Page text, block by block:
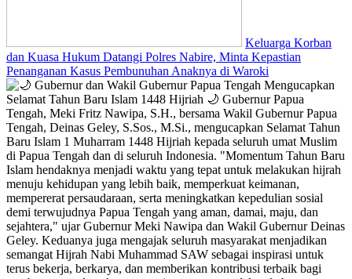
Keluarga Korban
dan Kuasa Hukum Datangi Polres Nabire, Minta Kepastian
Penanganan Kasus Pembunuhan Anaknya di Waroki